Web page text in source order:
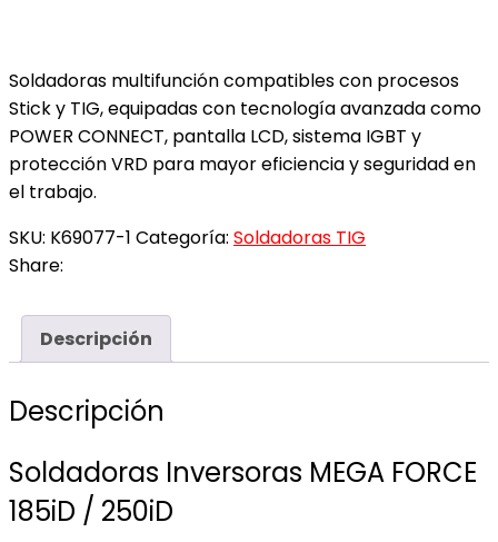
Soldadoras multifunción compatibles con procesos
Stick y TIG, equipadas con tecnología avanzada como
POWER CONNECT, pantalla LCD, sistema IGBT y
protección VRD para mayor eficiencia y seguridad en
el trabajo.
SKU: K69077-1 Categoría: Soldadoras TIG
Share:
Descripción
Descripción
Soldadoras Inversoras MEGA FORCE
185iD / 250iD